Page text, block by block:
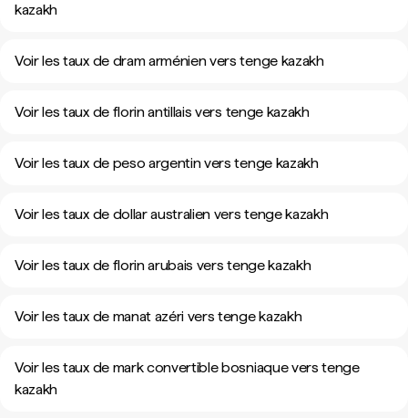
kazakh
Voir les taux de dram arménien vers tenge kazakh
Voir les taux de florin antillais vers tenge kazakh
Voir les taux de peso argentin vers tenge kazakh
Voir les taux de dollar australien vers tenge kazakh
Voir les taux de florin arubais vers tenge kazakh
Voir les taux de manat azéri vers tenge kazakh
Voir les taux de mark convertible bosniaque vers tenge
kazakh